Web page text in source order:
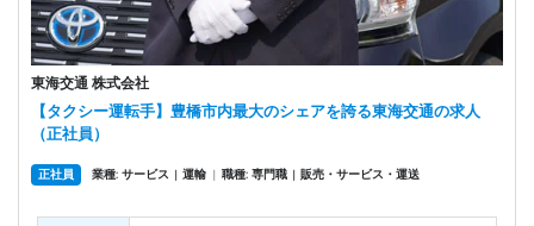
東海交通 株式会社
【タクシー運転手】豊橋市内最大のシェアを誇る東海交通の求人
（正社員）
正社員 業種: サービス | 運輸 | 職種: 専門職 | 販売・サービス・運送